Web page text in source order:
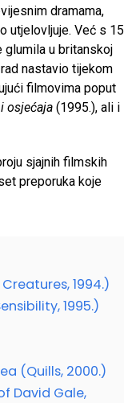
dramama,
utjelovljuje. Već s 15
glumila u britanskoj
nastavio tijekom
filmovima poput
osjećaja (1995.), ali i
sjajnih filmskih
preporuka koje
1994.)
1995.)
(Quills, 2000.)
David Gale,